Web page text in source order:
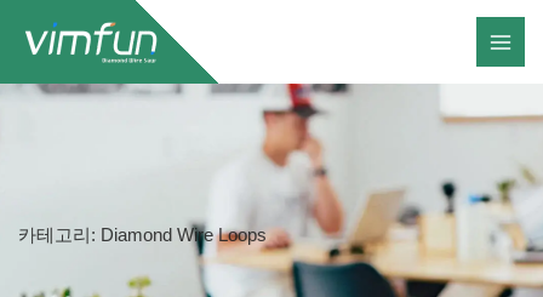
츠
카테고리: Diamond Wire Loops